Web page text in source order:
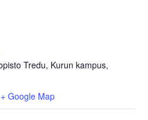
Tredu, Kurun kampus,
+ Google Map